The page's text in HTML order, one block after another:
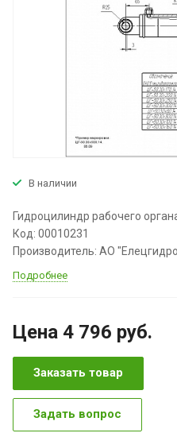
В наличии
Гидроцилиндр рабочего
Код: 00010231
Производитель: АО
Подробнее
Цена 4 796 руб.
Заказать товар
Задать вопрос